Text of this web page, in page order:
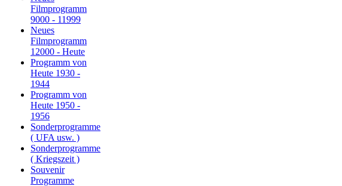
Filmprogramm
9000 - 11999
Neues
Filmprogramm
12000 - Heute
Programm von
Heute 1930 -
1944
Programm von
Heute 1950 -
1956
Sonderprogramme
( UFA usw. )
Sonderprogramme
( Kriegszeit )
Souvenir
Programme